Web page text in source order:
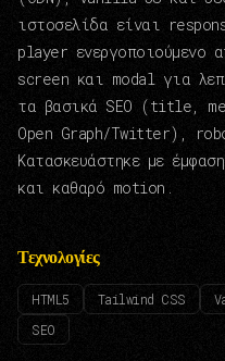
ιστοσελίδα είναι
player ενεργοποιούμενο
screen και modal για
τα βασικά SEO (title,
Open Graph/Twitter),
Κατασκευάστηκε με
και καθαρό motion.
Τεχνολογίες
HTML5 Tailwind CSS
SEO